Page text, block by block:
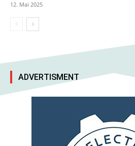
12. Mai 2025
ADVERTISMENT